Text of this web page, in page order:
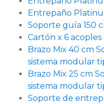
Entrepaño
Soporte guía 150
Cartón x 6 acoples
Brazo Mix 40 cm
sistema modular
Brazo Mix 25 cm
sistema modular
Soporte de